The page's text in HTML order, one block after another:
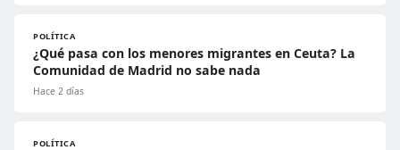
POLÍTICA
¿Qué pasa con los menores migrantes en Ceuta? La
Comunidad de Madrid no sabe nada
Hace 2 días
POLÍTICA